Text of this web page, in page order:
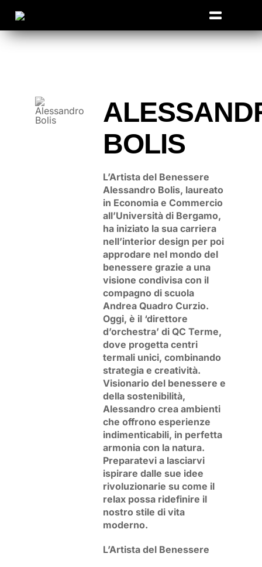
contenuto
Toggle
Home
Extra TED
BOLIS
L’Artista del Benessere
Alessandro Bolis, laureato
in Economia e Commercio
all’Università di Bergamo,
ha iniziato la sua carriera
nell’interior design per poi
approdare nel mondo del
benessere grazie a una
visione condivisa con il
compagno di scuola
Andrea Quadro Curzio.
Oggi, è il ‘direttore
d’orchestra’ di QC Terme,
dove progetta centri
termali unici, combinando
strategia e creatività.
Visionario del benessere e
della sostenibilità,
Alessandro crea ambienti
che offrono esperienze
indimenticabili, in perfetta
armonia con la natura.
Preparatevi a lasciarvi
ispirare dalle sue idee
rivoluzionarie su come il
relax possa ridefinire il
nostro stile di vita
moderno.
L’Artista del Benessere